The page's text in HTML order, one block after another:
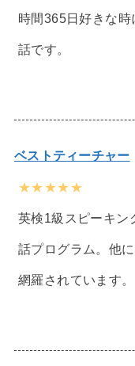
時間365日好きな
話です。
ベストティーチャー
★★★★★
英検1級スピーキン
話プログラム。他
網羅されています。